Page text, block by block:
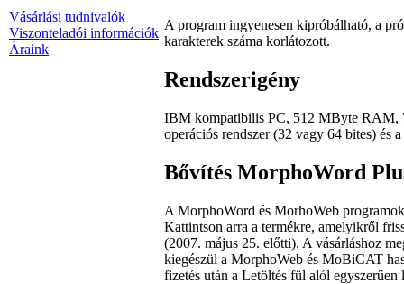
Vásárlási tudnivalók
Viszonteladói információk
Áraink
A program ingyenesen kipróbálható, a
karakterek száma korlátozott.
Rendszerigény
IBM kompatibilis PC, 512 MByte RAM,
operációs rendszer (32 vagy 64 bites) és
Bővítés MorphoWord
A MorphoWord és MorhoWeb
Kattintson arra a termékre, amelyikről
(2007. május 25. előtti). A vásárláshoz
kiegészül a MorphoWeb és MoBiCAT
fizetés után a Letöltés fül alól egyszerűen